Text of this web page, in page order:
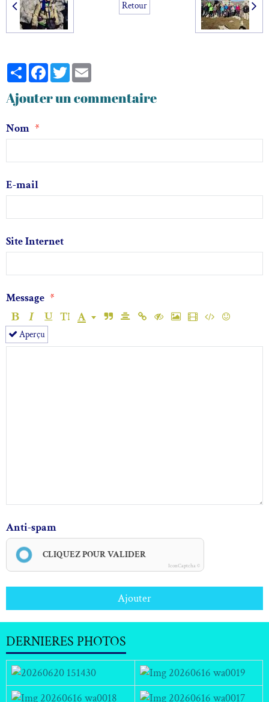
Retour
PartagerFacebook
Twitter
Ajouter un commentaire
Nom
E-mail
Site Internet
Message
Aperçu
Anti-spam
CLIQUEZ POUR VALIDER
IconCaptcha ©
Ajouter
DERNIERES PHOTOS